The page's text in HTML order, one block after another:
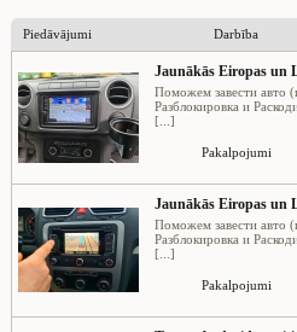
Piedāvājumi Darbība
Jaunākās Eiropas un
Поможем завести авто
Разблокировка и
[...]
Pakalpojumi
Jaunākās Eiropas un
Поможем завести авто
Разблокировка и
[...]
Pakalpojumi